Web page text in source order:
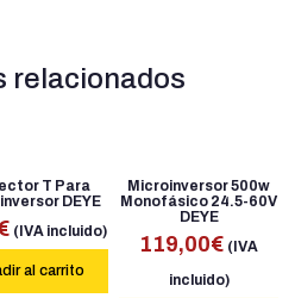
relacionados
T Para
DEYE
(IVA incluido)
al carrito
Microinversor 500w
Monofásico 24.5-60V
DEYE
119,00€ (IVA
incluido)